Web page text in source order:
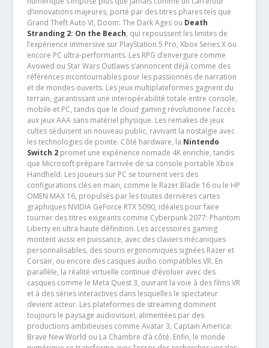
d’innovations majeures, porté par des titres phares tels que
Grand Theft Auto VI, Doom: The Dark Ages ou Death
Stranding 2: On the Beach, qui repoussent les limites de
l’expérience immersive sur PlayStation 5 Pro, Xbox Series X ou
encore PC ultra-performants. Les RPG d’envergure comme
Avowed ou Star Wars Outlaws s’annoncent déjà comme des
références incontournables pour les passionnés de narration
et de mondes ouverts. Les jeux multiplateformes gagnent du
terrain, garantissant une interopérabilité totale entre console,
mobile et PC, tandis que le cloud gaming révolutionne l’accès
aux jeux AAA sans matériel physique. Les remakes de jeux
cultes séduisent un nouveau public, ravivant la nostalgie avec
les technologies de pointe. Côté hardware, la Nintendo
Switch 2promet une expérience nomade 4K enrichie, tandis
que Microsoft prépare l’arrivée de sa console portable Xbox
Handheld. Les joueurs sur PC se tournent vers des
configurations clés en main, comme le Razer Blade 16 ou le HP
OMEN MAX 16, propulsés par les toutes dernières cartes
graphiques NVIDIA GeForce RTX 5090, idéales pour faire
tourner des titres exigeants comme Cyberpunk 2077: Phantom
Liberty en ultra haute définition. Les accessoires gaming
montent aussi en puissance, avec des claviers mécaniques
personnalisables, des souris ergonomiques signées Razer et
Corsair, ou encore des casques audio compatibles VR. En
parallèle, la réalité virtuelle continue d’évoluer avec des
casques comme le Meta Quest 3, ouvrant la voie à des films VR
et à des séries interactives dans lesquelles le spectateur
devient acteur. Les plateformes de streaming dominent
toujours le paysage audiovisuel, alimentées par des
productions ambitieuses comme Avatar 3, Captain America:
Brave New World ou La Chambre d’à côté. Enfin, le monde